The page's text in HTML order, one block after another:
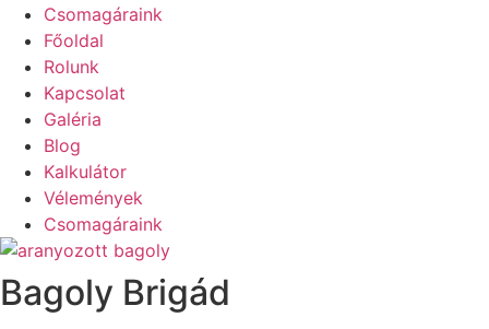
Csomagáraink
Főoldal
Rolunk
Kapcsolat
Galéria
Blog
Kalkulátor
Vélemények
Csomagáraink
Bagoly Brigád